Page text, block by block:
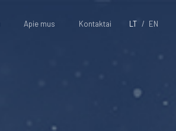
Apie mus Kontaktai LT EN